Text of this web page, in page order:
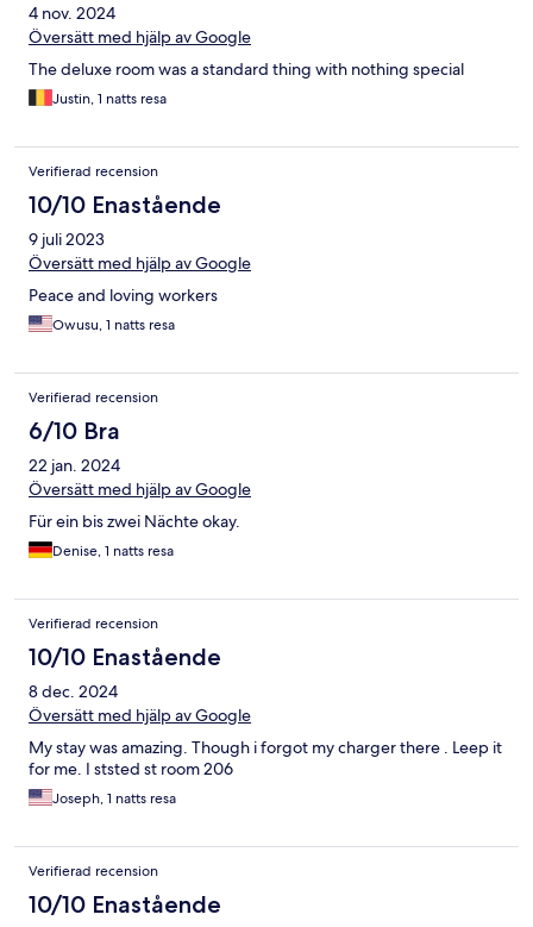
4 nov. 2024
Översätt med hjälp av Google
The deluxe room was a standard thing with nothing special
Justin, 1 natts resa
Verifierad recension
10/10 Enastående
9 juli 2023
Översätt med hjälp av Google
Peace and loving workers
Owusu, 1 natts resa
Verifierad recension
6/10 Bra
22 jan. 2024
Översätt med hjälp av Google
Für ein bis zwei Nächte okay.
Denise, 1 natts resa
Verifierad recension
10/10 Enastående
8 dec. 2024
Översätt med hjälp av Google
My stay was amazing. Though i forgot my charger there . Leep it
for me. I ststed st room 206
Joseph, 1 natts resa
Verifierad recension
10/10 Enastående